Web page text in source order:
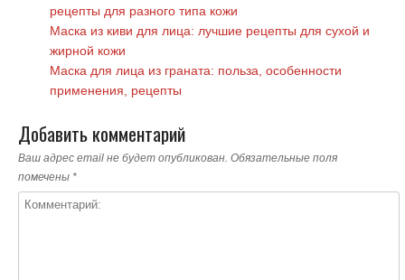
рецепты для разного типа кожи
Маска из киви для лица: лучшие рецепты для сухой и
жирной кожи
Маска для лица из граната: польза, особенности
применения, рецепты
Добавить комментарий
Ваш адрес email не будет опубликован. Обязательные поля
помечены *